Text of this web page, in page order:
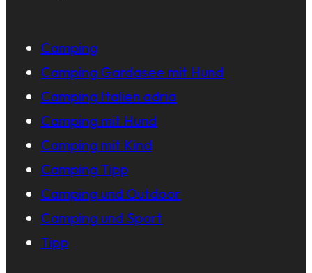
Camping
Camping Gardasee mit Hund
Camping Italien adria
Camping mit Hund
Camping mit Kind
Camping Tipp
Camping und Outdoor
Camping und Sport
Tipp